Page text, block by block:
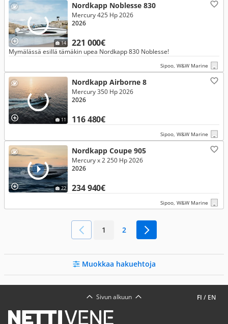
14
Nordkapp Noblesse 830
221 000€
Mercury 425 Hp 2026
2026
Mymälässä esillä tämäkin upea Nordkapp 830 Noblesse!
Sipoo, W&W Marine
11
Nordkapp Airborne 8
116 480€
Mercury 350 Hp 2026
2026
Sipoo, W&W Marine
22
Nordkapp Coupe 905
234 940€
Mercury x 2 250 Hp 2026
2026
Sipoo, W&W Marine
1 2
Muokkaa hakuehtoja
FI / EN
Sivun alkuun